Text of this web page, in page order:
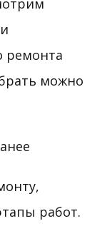
ремонта
можно
работ.